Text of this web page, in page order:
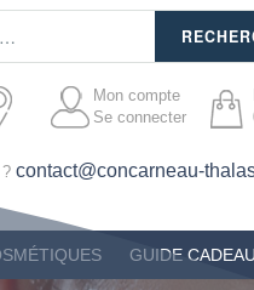
GUIDE
contact@concarneau-
Mon compte
Se connecter